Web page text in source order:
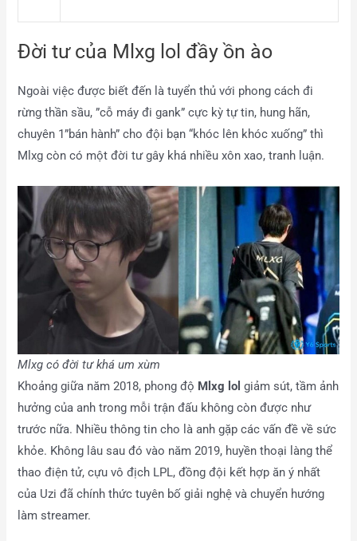
Đời tư của Mlxg lol đầy ồn ào
Ngoài việc được biết đến là tuyển thủ với phong cách đi
rừng thần sầu, ”cỗ máy đi gank” cực kỳ tự tin, hung hãn,
chuyên 1”bán hành” cho đội bạn “khóc lên khóc xuống” thì
Mlxg còn có một đời tư gây khá nhiều xôn xao, tranh luận.
Mlxg có đời tư khá um xùm
Khoảng giữa năm 2018, phong độ Mlxg lol giảm sút, tầm ảnh
hưởng của anh trong mỗi trận đấu không còn được như
trước nữa. Nhiều thông tin cho là anh gặp các vấn đề về sức
khỏe. Không lâu sau đó vào năm 2019, huyền thoại làng thể
thao điện tử, cựu vô địch LPL, đồng đội kết hợp ăn ý nhất
của Uzi đã chính thức tuyên bố giải nghệ và chuyển hướng
làm streamer.